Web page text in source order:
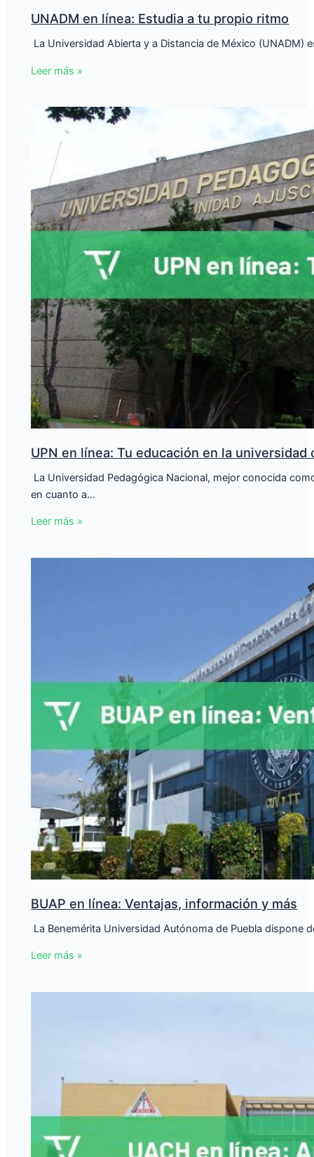
UNADM en línea: Estudia a tu propio ritmo
La Universidad Abierta y a Distancia de México
Leer más »
UPN en línea: Tu educación en la universidad
La Universidad Pedagógica Nacional, mejor conocida
en cuanto a…
Leer más »
BUAP en línea: Ventajas, información y más
La Benemérita Universidad Autónoma de Puebla dispone
Leer más »